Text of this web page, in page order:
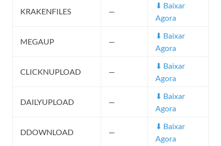
KRAKENFILES —
⬇ Baixar
Agora
MEGAUP —
⬇ Baixar
Agora
CLICKNUPLOAD —
⬇ Baixar
Agora
DAILYUPLOAD —
⬇ Baixar
Agora
DDOWNLOAD —
⬇ Baixar
Agora